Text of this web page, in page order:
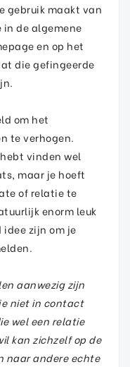
gebruik maakt van
de algemene
en op het
die gefingeerde
om het
te verhogen.
vinden wel
maar je hoeft
of relatie te
enorm leuk
zijn om je
aanwezig zijn
niet in contact
wel een relatie
kan zichzelf op de
naar andere echte